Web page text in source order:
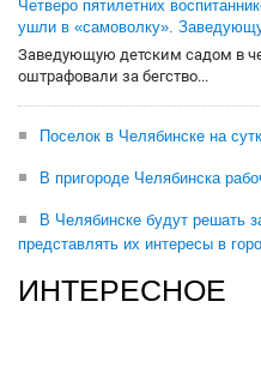
Четверо пятилетних
ушли в «самоволку».
Заведующую детским садом в
оштрафовали за бегство...
Поселок в Челябинске на
В пригороде Челябинска
В Челябинске будут решать
представлять их интересы в
ИНТЕРЕСНОЕ